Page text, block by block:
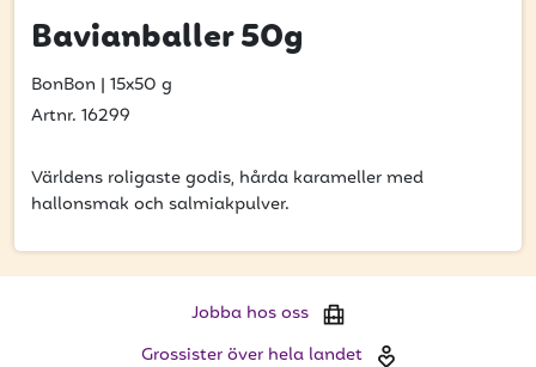
Hitta din grossist
Hållbarhet
Kontakta oss
Glassutbildningar
Bavianballer 50g
BonBon | 15x50 g
Artnr. 16299
Världens roligaste godis, hårda karameller med
hallonsmak och salmiakpulver.
Jobba hos oss
Grossister över hela landet